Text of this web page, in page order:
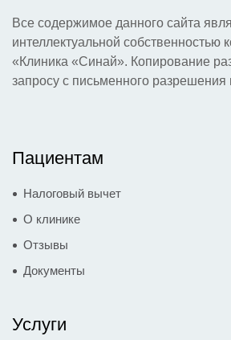
Все содержимое данного сайта
интеллектуальной
«Клиника «Синай». Копирование
запросу с письменного разрешения
Пациентам
Налоговый вычет
О клинике
Отзывы
Документы
Услуги